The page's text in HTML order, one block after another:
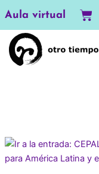
al
contenido
Aula virtual